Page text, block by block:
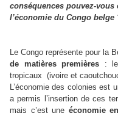
conséquences pouvez-
l’économie du Congo belge
Le Congo représente pour la
de matières premières :
tropicaux (ivoire et
L’économie des colonies est
a permis l’insertion de ces
mais c’est une économie